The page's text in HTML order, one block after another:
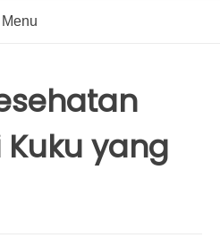
Menu
yang